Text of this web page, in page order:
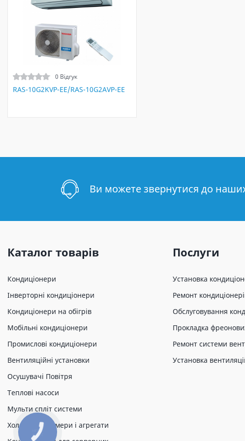
0 Відгук
RAS-10G2KVP-EE/RAS-10G2AVP-EE
Ви можете звернутися до
Каталог товарів
Кондиціонери
Інверторні кондиціонери
Кондиціонери на обігрів
Мобільні кондиціонери
Промислові кондиціонери
Вентиляційні установки
Осушувачі Повітря
Теплові насоси
Мульти спліт системи
Холодильні камери і агрегати
Послуги
Установка
Ремонт
Обслуговування
Прокладка
Ремонт системи
Установка